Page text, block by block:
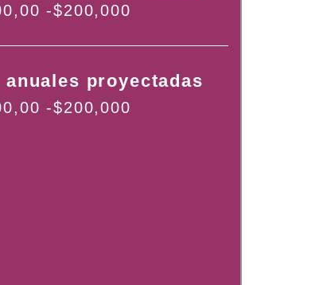
-$200,000
anuales proyectadas
-$200,000